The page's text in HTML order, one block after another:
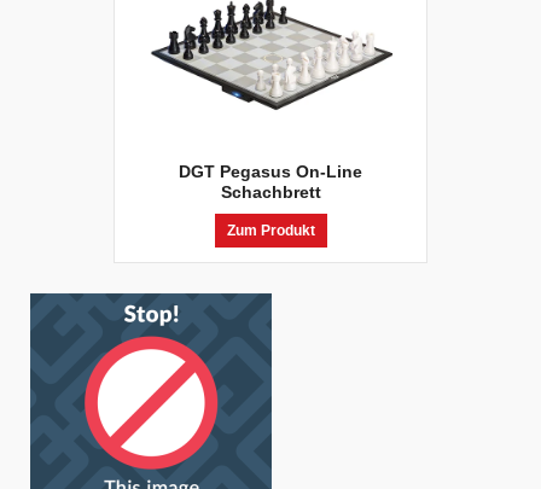
DGT Pegasus On-Line
Schachbrett
Zum Produkt